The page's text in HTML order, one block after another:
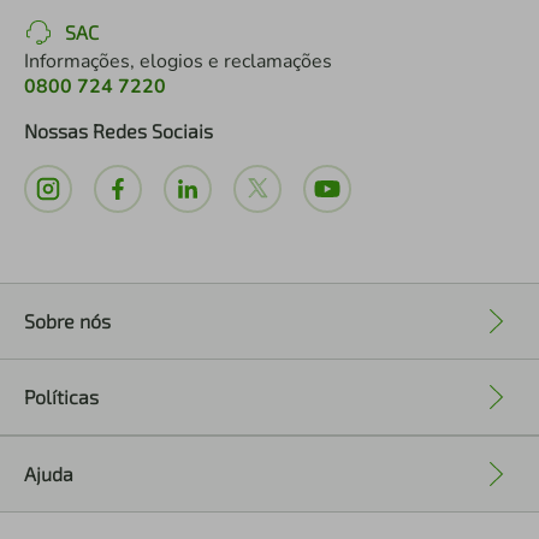
SAC
Informações, elogios e reclamações
0800 724 7220
Nossas Redes Sociais
Sobre nós
Políticas
Ajuda